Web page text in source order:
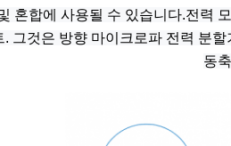
혼합에 사용될 수 있습니다.전력
. 그것은 방향 마이크로파 전력 분
동